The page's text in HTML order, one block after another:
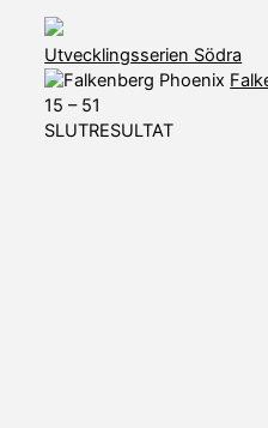
Utvecklingsserien Södra
15 – 51
SLUTRESULTAT